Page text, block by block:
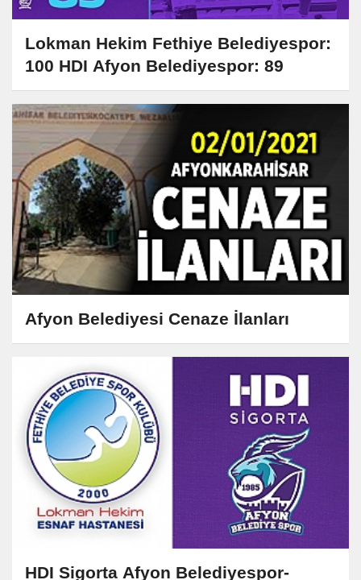
Lokman Hekim Fethiye Belediyespor:
100 HDI Afyon Belediyespor: 89
Afyon Belediyesi Cenaze İlanları
HDI Sigorta Afyon Belediyespor-